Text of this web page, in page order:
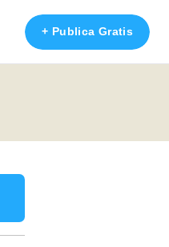
+ Publica Gratis